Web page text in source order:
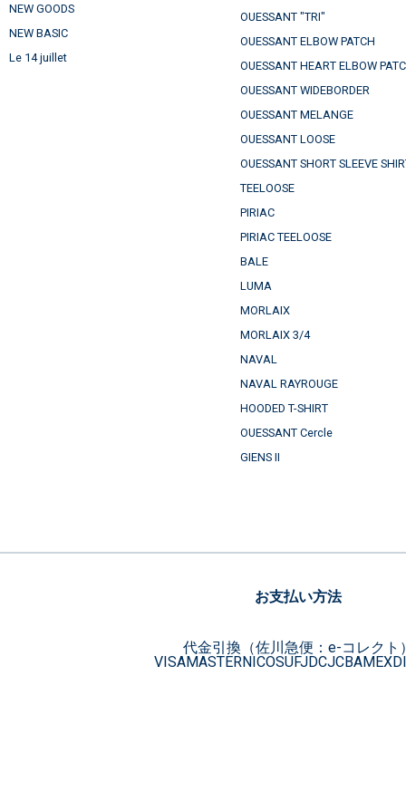
NEW GOODS
NEW BASIC
Le 14 juillet
OUESSANT "TRI"
OUESSANT ELBOW PATCH
OUESSANT HEART ELBOW
OUESSANT WIDEBORDER
OUESSANT MELANGE
OUESSANT LOOSE
OUESSANT SHORT SLEEVE
TEELOOSE
PIRIAC
PIRIAC TEELOOSE
BALE
LUMA
MORLAIX
MORLAIX 3/4
NAVAL
NAVAL RAYROUGE
HOODED T-SHIRT
OUESSANT Cercle
GIENS II
お支払い方法
代金引換（佐川急便：e-コレクト
VISAMASTERNICOSUFJDCJCBAMEX